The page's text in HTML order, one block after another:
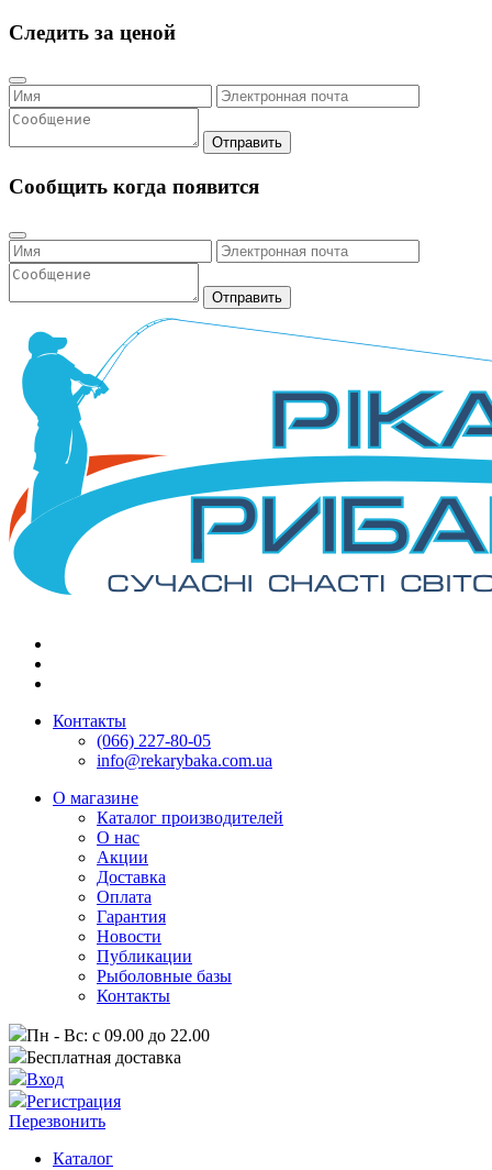
Следить за ценой
Отправить
Сообщить когда появится
Отправить
Контакты
(066) 227-80-05
info@rekarybaka.com.ua
О магазине
Каталог производителей
О нас
Акции
Доставка
Оплата
Гарантия
Новости
Публикации
Рыболовные базы
Контакты
Пн - Вс: с 09.00 до 22.00
Бесплатная доставка
Вход
Регистрация
Перезвонить
Каталог